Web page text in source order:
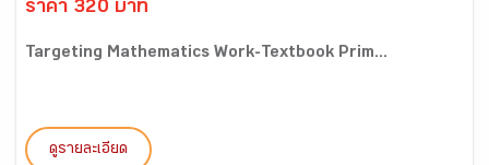
ราคา 320 บาท
Targeting Mathematics Work-Textbook Prim...
ดูรายละเอียด